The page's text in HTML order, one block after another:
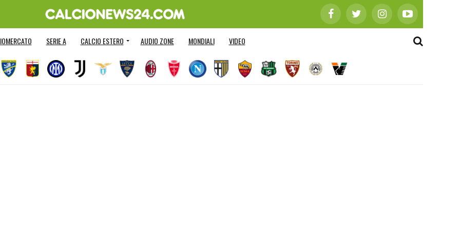
SERIE A CALCIO ESTERO AUDIO ZONE MONDIALI VIDEO